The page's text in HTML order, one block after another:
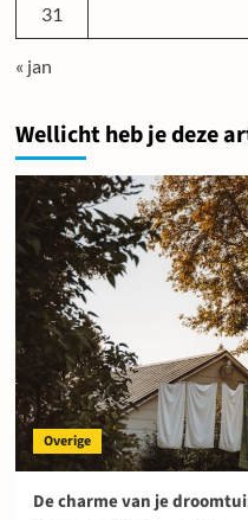
31
« jan
Wellicht heb je deze
Overige
De charme van je